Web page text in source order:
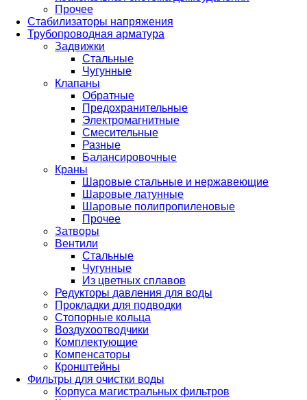
Прочее
Стабилизаторы напряжения
Трубопроводная арматура
Задвижки
Стальные
Чугунные
Клапаны
Обратные
Предохранительные
Электромагнитные
Смесительные
Разные
Балансировочные
Краны
Шаровые стальные и нержавеющие
Шаровые латунные
Шаровые полипропиленовые
Прочее
Затворы
Вентили
Стальные
Чугунные
Из цветных сплавов
Редукторы давления для воды
Прокладки для подводки
Стопорные кольца
Воздухоотводчики
Комплектующие
Компенсаторы
Кронштейны
Фильтры для очистки воды
Корпуса магистральных фильтров